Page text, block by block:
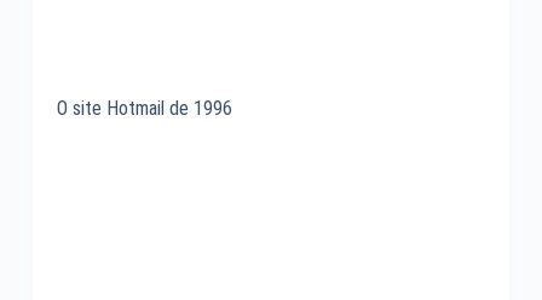
O site Hotmail de 1996